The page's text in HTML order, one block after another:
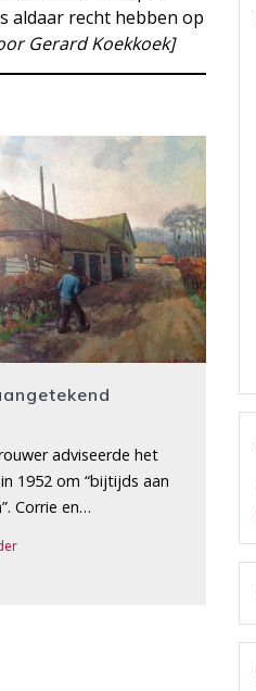
aldaar recht hebben op
Gerard Koekkoek]
adviseerde het
1952 om “bijtijds aan
Corrie en…